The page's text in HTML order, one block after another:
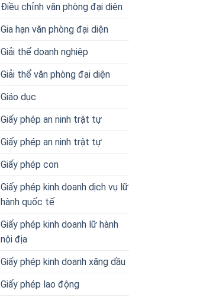
Điều chỉnh văn phòng đại diện
Gia hạn văn phòng đại diện
Giải thể doanh nghiệp
Giải thể văn phòng đại diện
Giáo dục
Giấy phép an ninh trật tự
Giấy phép an ninh trật tự
Giấy phép con
Giấy phép kinh doanh dịch vụ lữ
hành quốc tế
Giấy phép kinh doanh lữ hành
nội địa
Giấy phép kinh doanh xăng dầu
Giấy phép lao động